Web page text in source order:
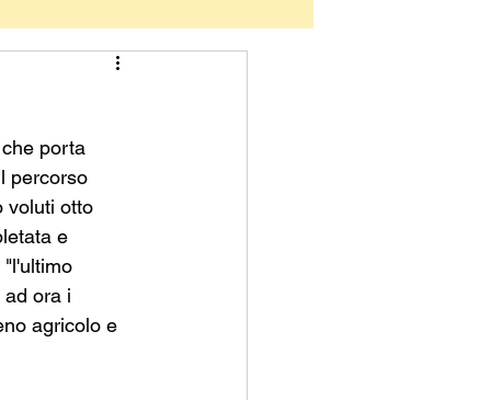
porta
percorso
voluti otto
e
ora i
agricolo e